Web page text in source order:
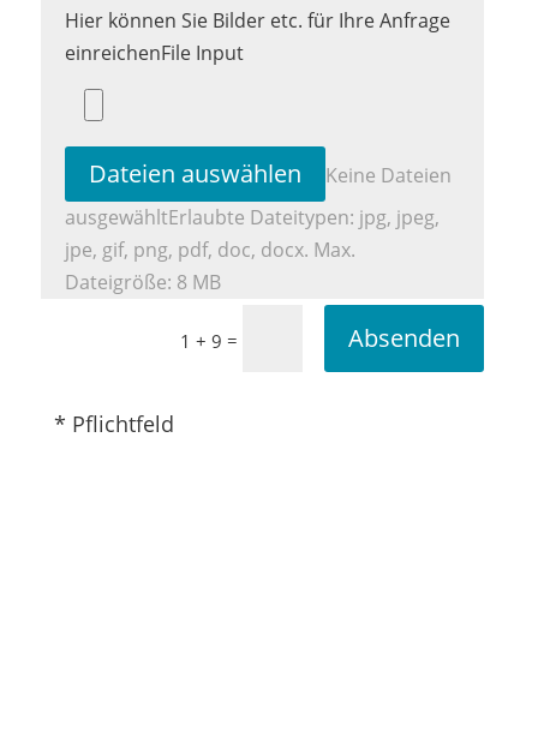
Hier können Sie Bilder etc. für Ihre Anfrage
einreichenFile Input
Dateien auswählen
Keine Dateien
ausgewähltErlaubte Dateitypen: jpg, jpeg,
jpe, gif, png, pdf, doc, docx. Max.
Dateigröße: 8 MB
1 + 9 = Absenden
* Pflichtfeld